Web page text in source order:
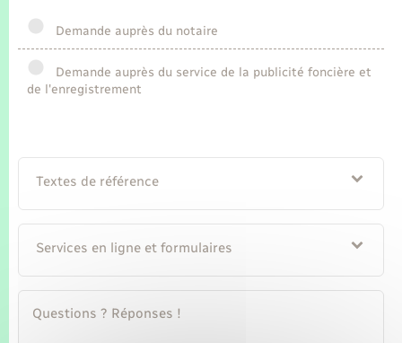
Voirie et espace public
Demande auprès du notaire
Demande auprès du service de la publicité foncière et
de l'enregistrement
Textes de référence
Services en ligne et formulaires
Questions ? Réponses !